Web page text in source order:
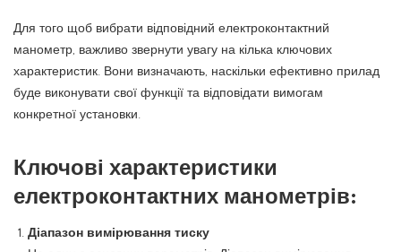
Для того щоб вибрати відповідний електроконтактний
манометр, важливо звернути увагу на кілька ключових
характеристик. Вони визначають, наскільки ефективно прилад
буде виконувати свої функції та відповідати вимогам
конкретної установки.
Ключові характеристики
електроконтактних манометрів:
Діапазон вимірювання тиску